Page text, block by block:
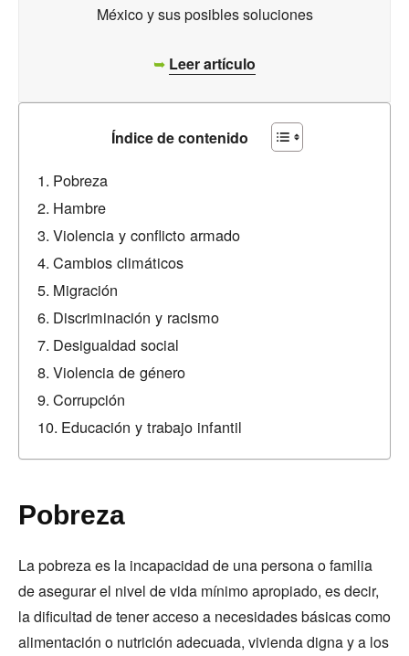
México y sus posibles soluciones
➥ Leer artículo
Índice de contenido
Pobreza
Hambre
Violencia y conflicto armado
Cambios climáticos
Migración
Discriminación y racismo
Desigualdad social
Violencia de género
Corrupción
Educación y trabajo infantil
Pobreza
La pobreza es la incapacidad de una persona o familia
de asegurar el nivel de vida mínimo apropiado, es decir,
la dificultad de tener acceso a necesidades básicas como
alimentación o nutrición adecuada, vivienda digna y a los